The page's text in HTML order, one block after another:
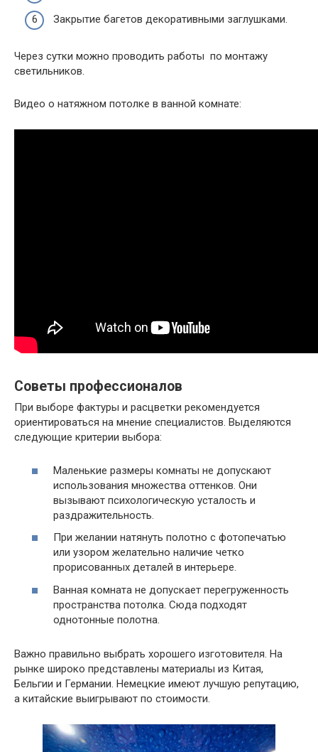
Закрытие багетов декоративными заглушками.
Через сутки можно проводить работы по монтажу
светильников.
Видео о натяжном потолке в ванной комнате:
Советы профессионалов
При выборе фактуры и расцветки рекомендуется
ориентироваться на мнение специалистов. Выделяются
следующие критерии выбора:
Маленькие размеры комнаты не допускают
использования множества оттенков. Они
вызывают психологическую усталость и
раздражительность.
При желании натянуть полотно с фотопечатью
или узором желательно наличие четко
прорисованных деталей в интерьере.
Ванная комната не допускает перегруженность
пространства потолка. Сюда подходят
однотонные полотна.
Важно правильно выбрать хорошего изготовителя. На
рынке широко представлены материалы из Китая,
Бельгии и Германии. Немецкие имеют лучшую репутацию,
а китайские выигрывают по стоимости.